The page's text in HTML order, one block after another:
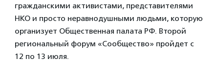
гражданскими активистами, представителями
НКО и просто неравнодушными людьми, которую
организует Общественная палата РФ. Второй
региональный форум «Сообщество» пройдет с
12 по 13 июля.